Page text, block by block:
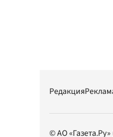
Редакция
© АО